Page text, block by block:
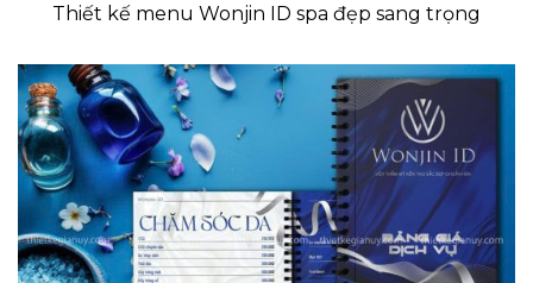
Thiết kế menu Wonjin ID spa đẹp sang trọng